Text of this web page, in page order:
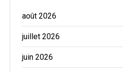
août 2026
juillet 2026
juin 2026